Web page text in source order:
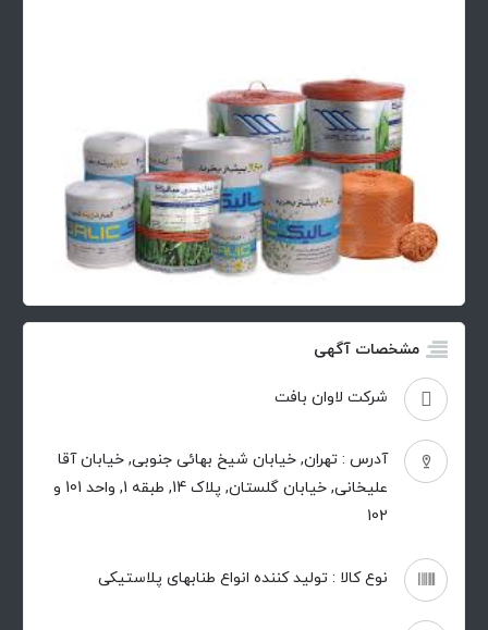
مشخصات آگهی
شرکت لاوان بافت
آدرس : تهران, خیابان شیخ بهائی جنوبی, خیابان آقا
علیخانی, خیابان گلستان, پلاک 14, طبقه 1, واحد 101 و
102
نوع کالا : تولید کننده انواع طنابهای پلاستیکی